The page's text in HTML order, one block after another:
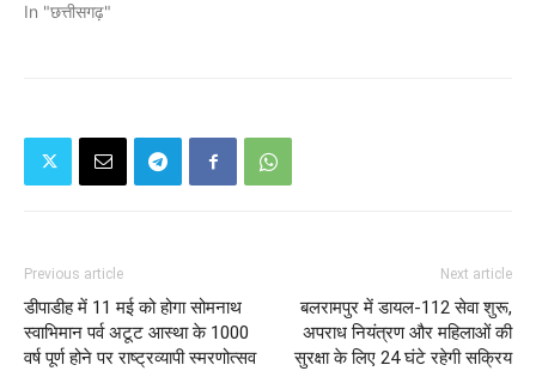
In "छत्तीसगढ़"
Previous article
डीपाडीह में 11 मई को होगा सोमनाथ
स्वाभिमान पर्व अटूट आस्था के 1000
वर्ष पूर्ण होने पर राष्ट्रव्यापी स्मरणोत्सव
Next article
बलरामपुर में डायल-112 सेवा शुरू,
अपराध नियंत्रण और महिलाओं की
सुरक्षा के लिए 24 घंटे रहेगी सक्रिय